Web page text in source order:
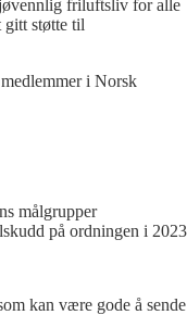
friluftsliv for alle
støtte til
i Norsk
målgrupper
på ordningen i 2023
kan være gode å sende